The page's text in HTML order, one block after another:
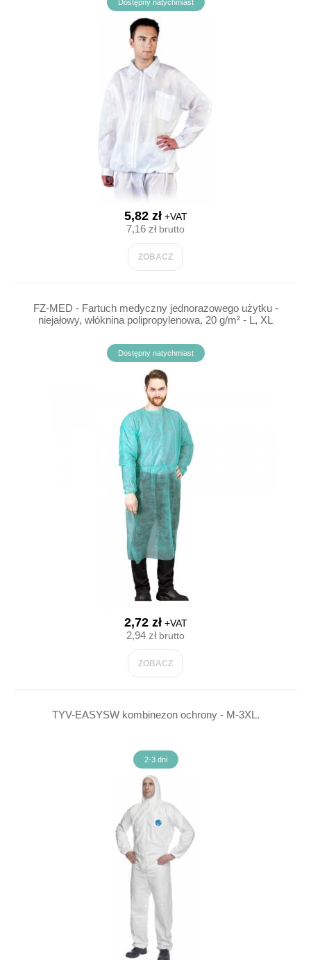
Dostępny natychmiast
5,82 zł+VAT
7,16 złbrutto
ZOBACZ
FZ-MED - Fartuch medyczny jednorazowego użytku -
niejałowy, włóknina polipropylenowa, 20 g/m² - L, XL
Dostępny natychmiast
2,72 zł+VAT
2,94 złbrutto
ZOBACZ
TYV-EASYSW kombinezon ochrony - M-3XL.
2-3 dni